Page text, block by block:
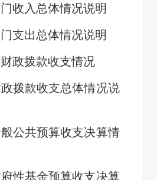
门收入总体情况说明
门支出总体情况说明
政拨款收支情况
政拨款收支总体情况说
般公共预算收支决算情
府性基金预算收支决算